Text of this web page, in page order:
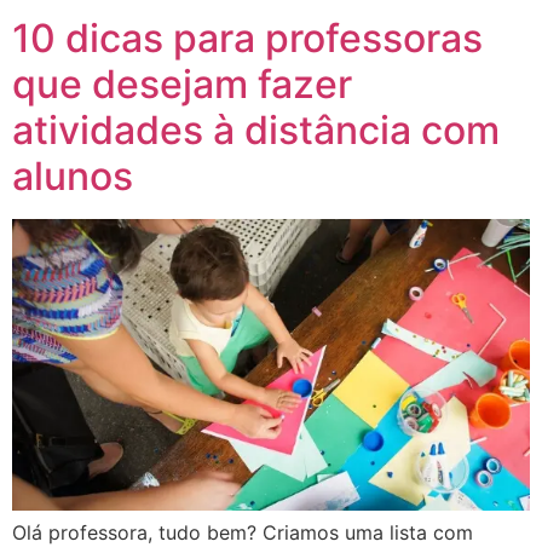
10 dicas para professoras
que desejam fazer
atividades à distância com
alunos
Olá professora, tudo bem? Criamos uma lista com